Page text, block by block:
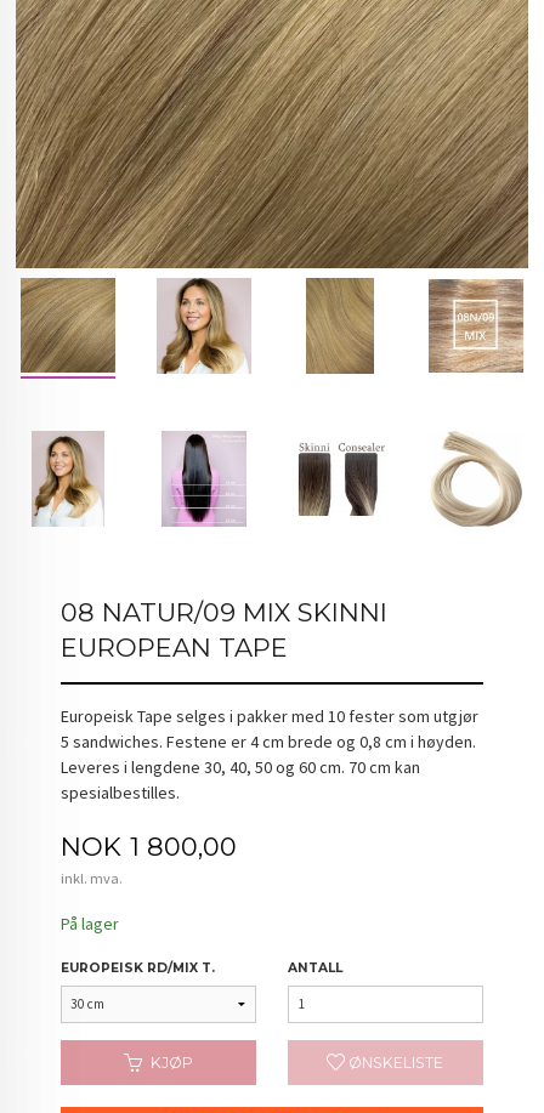
08 NATUR/09 MIX SKINNI
EUROPEAN TAPE
Europeisk Tape selges i pakker med 10 fester som utgjør
5 sandwiches. Festene er 4 cm brede og 0,8 cm i høyden.
Leveres i lengdene 30, 40, 50 og 60 cm. 70 cm kan
spesialbestilles.
Pris
NOK 1 800,00
inkl. mva.
På lager
EUROPEISK RD/MIX T. ANTALL
KJØP ØNSKELISTE